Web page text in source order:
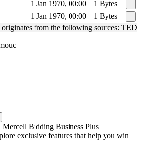
1 Jan 1970, 00:00
1 Bytes
1 Jan 1970, 00:00
1 Bytes
from the following sources: TED
Bidding Business Plus
exclusive features that help you win